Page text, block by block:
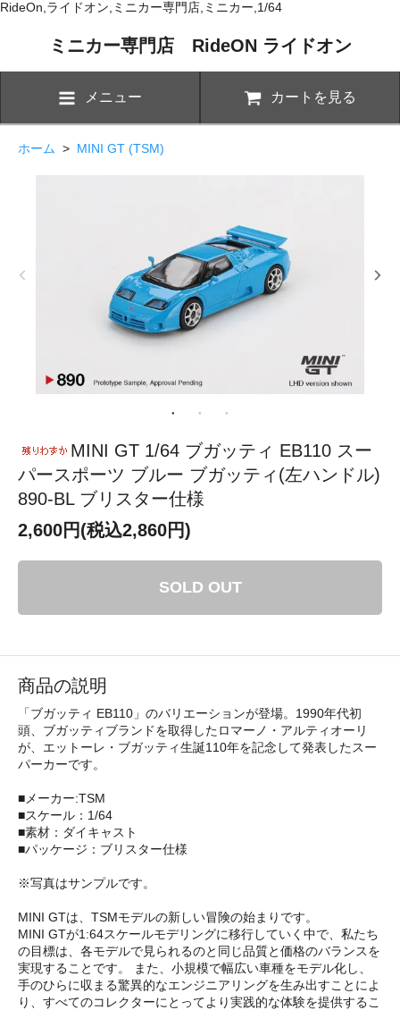
RideOn,ライドオン,ミニカー専門店,ミニカー,1/64
ミニカー専門店 RideON ライドオン
メニュー カートを見る
ホーム > MINI GT (TSM)
MINI GT 1/64 ブガッティ EB110 スー
パースポーツ ブルー ブガッティ(左ハンドル)
890-BL ブリスター仕様
2,600円(税込2,860円)
SOLD OUT
商品の説明
「ブガッティ EB110」のバリエーションが登場。1990年代初
頭、ブガッティブランドを取得したロマーノ・アルティオーリ
が、エットーレ・ブガッティ生誕110年を記念して発表したスー
パーカーです。
■メーカー:TSM
■スケール：1/64
■素材：ダイキャスト
■パッケージ：ブリスター仕様
※写真はサンプルです。
MINI GTは、TSMモデルの新しい冒険の始まりです。
MINI GTが1:64スケールモデリングに移行していく中で、私たち
の目標は、各モデルで見られるのと同じ品質と価格のバランスを
実現することです。 また、小規模で幅広い車種をモデル化し、
手のひらに収まる驚異的なエンジニアリングを生み出すことによ
り、すべてのコレクターにとってより実践的な体験を提供するこ